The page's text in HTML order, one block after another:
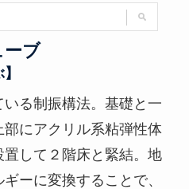
ーブ
る制振構法。基礎と一
にアクリル系粘弾性体
して２階床と緊結。地
ーに変換することで、